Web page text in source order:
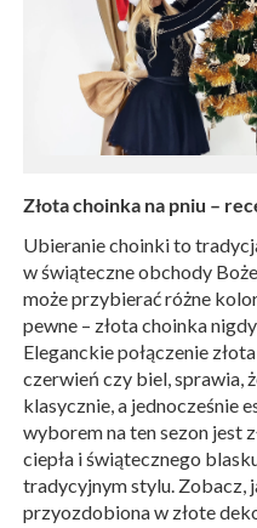
Złota choinka na pniu –
Ubieranie choinki to
w świąteczne obchody
może przybierać różne
pewne – złota choinka
Eleganckie połączenie
czerwień czy biel, sprawia,
klasycznie, a jednocześnie
wyborem na ten sezon jest
ciepła i świątecznego
tradycyjnym stylu. Zobacz,
przyozdobiona w złote